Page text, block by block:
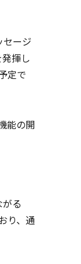
セージ
揮し
定で
能の開
る
り、通